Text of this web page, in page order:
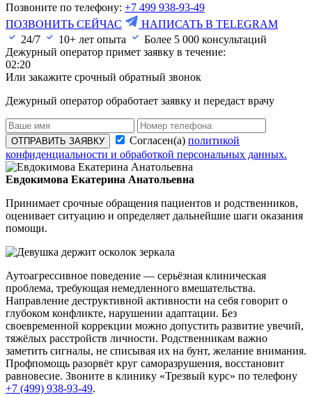
Позвоните по телефону: +7 499 938-93-49
ПОЗВОНИТЬ СЕЙЧАС
НАПИСАТЬ В TELEGRAM
24/7
10+ лет опыта Более 5 000 консультаций
Дежурный оператор примет заявку в течение:
02:20
Или закажите срочный обратный звонок
Дежурный оператор обработает заявку и передаст врачу
ОТПРАВИТЬ ЗАЯВКУ Согласен(а) политикой
конфиденциальности и обработкой персональных данных.
Евдокимова Екатерина Анатольевна
Принимает срочные обращения пациентов и родственников,
оценивает ситуацию и определяет дальнейшие шаги оказания
помощи.
Аутоагрессивное поведение — серьёзная клиническая
проблема, требующая немедленного вмешательства.
Направление деструктивной активности на себя говорит о
глубоком конфликте, нарушении адаптации. Без
своевременной коррекции можно допустить развитие увечий,
тяжёлых расстройств личности. Родственникам важно
заметить сигналы, не списывая их на бунт, желание внимания.
Профпомощь разорвёт круг саморазрушения, восстановит
равновесие. Звоните в клинику «Трезвый курс» по телефону
+7 (499) 938-93-49.